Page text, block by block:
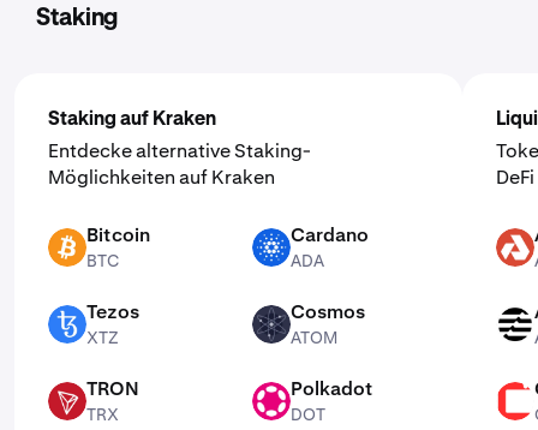
Staking
Staking auf Kraken
Entdecke alternative Staking-
Möglichkeiten auf Kraken
BTC Bitcoin
BTC
ADA Cardano
ADA
XTZ Tezos
XTZ
ATOM Cosmos
ATOM
TRX TRON
TRX
Polkadot
DOT
AKT
APT